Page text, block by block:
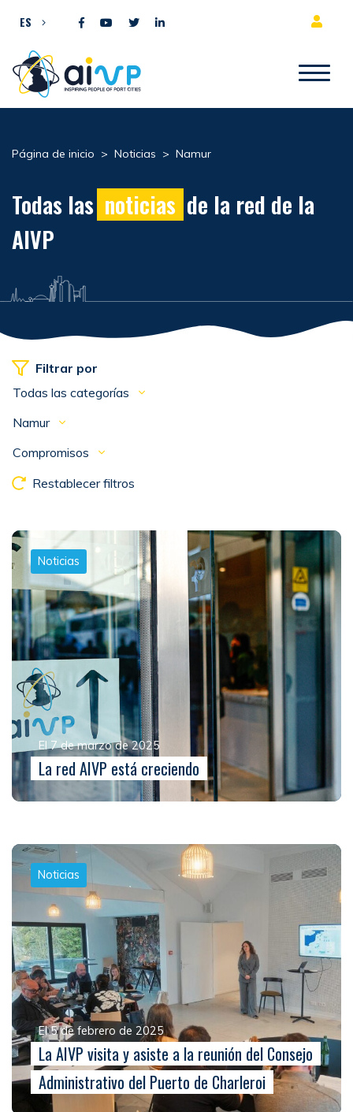
ES
Página de inicio > Noticias > Namur
Todas las noticias de la red de la
AIVP
Filtrar por
Todas las categorías
Namur
Compromisos
Restablecer filtros
Noticias
El 7 de marzo de 2025
La red AIVP está creciendo
Noticias
El 5 de febrero de 2025
La AIVP visita y asiste a la reunión del Consejo
Administrativo del Puerto de Charleroi